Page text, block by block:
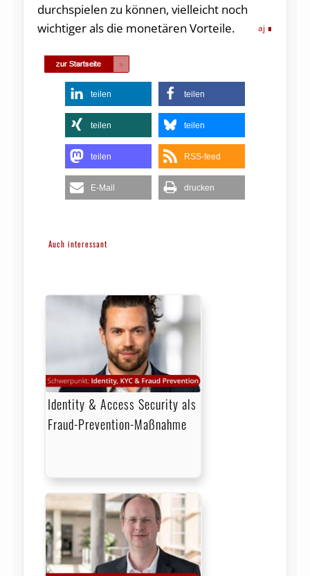
durchspielen zu können, vielleicht noch
wichtiger als die monetären Vorteile.
aj
teilen teilen
teilen teilen
teilen RSS-feed
E-Mail drucken
Auch interessant
Identity & Access Security als
Fraud-Prevention-Maßnahme